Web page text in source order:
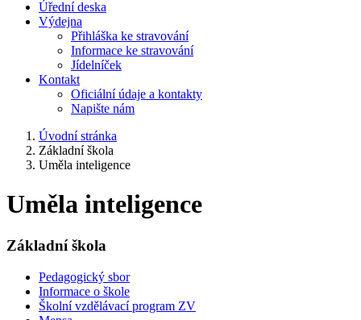
Úřední deska
Výdejna
Přihláška ke stravování
Informace ke stravování
Jídelníček
Kontakt
Oficiální údaje a kontakty
Napište nám
Úvodní stránka
Základní škola
Uměla inteligence
Uměla inteligence
Základní škola
Pedagogický sbor
Informace o škole
Školní vzdělávací program ZV